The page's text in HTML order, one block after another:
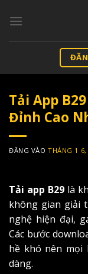
qua
Tải App
Đỉnh Cao
ĐĂNG VÀOTHÁNG 1 6,
Tải app B29 là
không gian giải
nghệ hiện đại,
Các bước
hề khó nên mọi
dàng.